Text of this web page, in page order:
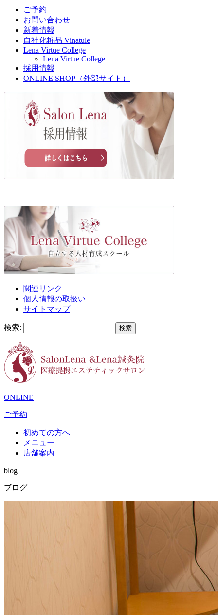
ご予約
お問い合わせ
新着情報
自社化粧品 Vinatule
Lena Virtue College
Lena Virtue College
採用情報
ONLINE SHOP（外部サイト）
関連リンク
個人情報の取扱い
サイトマップ
検索:
ONLINE
ご予約
初めての方へ
メニュー
店舗案内
blog
ブログ